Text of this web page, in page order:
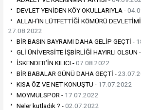
DEVLET YENİDEN KÖY OKULLARIYLA -
ALLAH’IN LÜTFETTİĞİ KÖMÜRÜ
27.08.2022
BİR BASIN BAYRAMI DAHA GELİP GEÇTİ -
GLİ ÜNİVERSİTE İŞBİRLİĞİ HAYIRLI OLSUN -
İSKENDER’İN KILICI -07.08.2022
BİR BABALAR GÜNÜ DAHA GEÇTİ -
KISA ÖZ VE NET KONUŞTU - 17.07.2022
MOYMULSPOR - 17.07.2022
Neler kutladık ? -02.07.2022